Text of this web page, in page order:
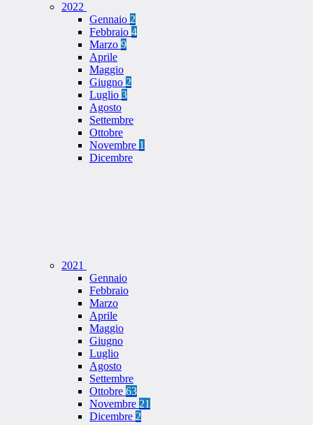
2022
Gennaio 2
Febbraio 4
Marzo 9
Aprile
Maggio
Giugno 2
Luglio 3
Agosto
Settembre
Ottobre
Novembre 1
Dicembre
2021
Gennaio
Febbraio
Marzo
Aprile
Maggio
Giugno
Luglio
Agosto
Settembre
Ottobre 63
Novembre 21
Dicembre 2